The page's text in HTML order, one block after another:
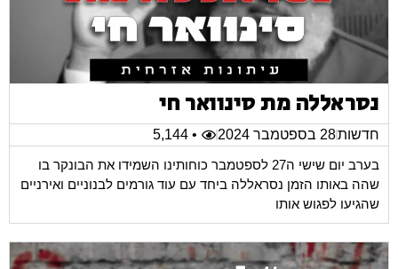
נסראללה מת סינוואר חי
חדשות28 בספטמבר 2024
• 5,144
בערב יום שישי ה27 לספטמבר כוחותינו השמידו את הבונקר בו
שהה באותו הזמן נסראללה ביחד עם עוד גורמים לבנוניים ואירניים
שהגיעו לפגוש אותו